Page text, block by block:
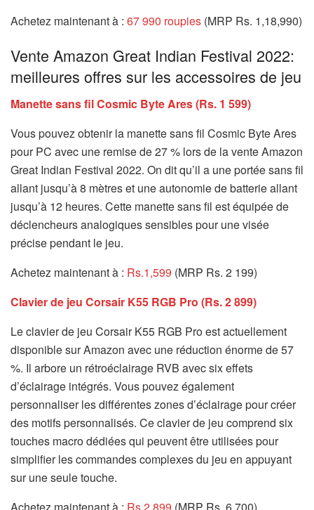
Achetez maintenant à : 67 990 roupies (MRP Rs. 1,18,990)
Vente Amazon Great Indian Festival 2022:
meilleures offres sur les accessoires de jeu
Manette sans fil Cosmic Byte Ares (Rs. 1 599)
Vous pouvez obtenir la manette sans fil Cosmic Byte Ares
pour PC avec une remise de 27 % lors de la vente Amazon
Great Indian Festival 2022. On dit qu’il a une portée sans fil
allant jusqu’à 8 mètres et une autonomie de batterie allant
jusqu’à 12 heures. Cette manette sans fil est équipée de
déclencheurs analogiques sensibles pour une visée
précise pendant le jeu.
Achetez maintenant à : Rs.1,599 (MRP Rs. 2 199)
Clavier de jeu Corsair K55 RGB Pro (Rs. 2 899)
Le clavier de jeu Corsair K55 RGB Pro est actuellement
disponible sur Amazon avec une réduction énorme de 57
%. Il arbore un rétroéclairage RVB avec six effets
d’éclairage intégrés. Vous pouvez également
personnaliser les différentes zones d’éclairage pour créer
des motifs personnalisés. Ce clavier de jeu comprend six
touches macro dédiées qui peuvent être utilisées pour
simplifier les commandes complexes du jeu en appuyant
sur une seule touche.